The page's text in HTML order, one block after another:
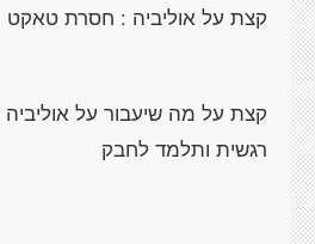
קצת על אוליביה : חסרת טאקט
קצת על מה שיעבור על
רגשית ותלמד לחבק